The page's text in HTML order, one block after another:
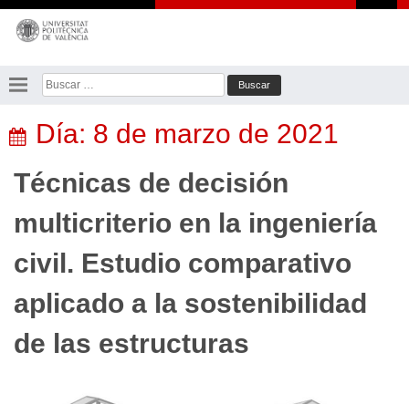
Saltar
contenido
Buscar:
Día: 8 de marzo de 2021
Técnicas de decisión
multicriterio en la ingeniería
civil. Estudio comparativo
aplicado a la sostenibilidad
de las estructuras